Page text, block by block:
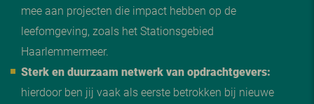
mee aan projecten die impact hebben op de
leefomgeving, zoals het Stationsgebied
Haarlemmermeer.
Sterk en duurzaam netwerk van opdrachtgevers:
hierdoor ben jij vaak als eerste betrokken bij nieuwe